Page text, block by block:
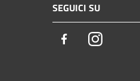
SEGUICI SU
FacebookInstagram